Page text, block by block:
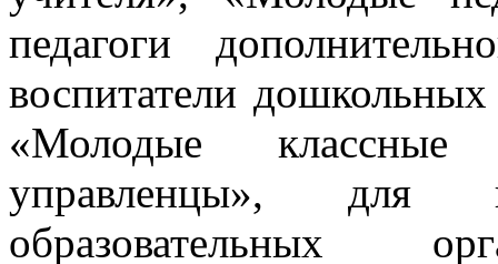
педагоги
воспитатели
«Молодые классные
управленцы», для
образовательных